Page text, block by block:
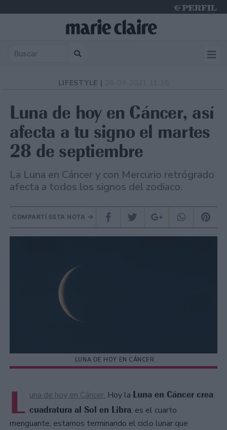
LIFESTYLE |
Luna de hoy en Cáncer, así
afecta a tu signo el martes
28 de septiembre
La Luna en Cáncer y con Mercurio retrógrado
afecta a todos los signos del zodiaco.
COMPARTÍ ESTA NOTA
LUNA DE HOY EN CÁNCER.
L una de hoy en Cáncer. Hoy la Luna en Cáncer crea
cuadratura al Sol en Libra, es el cuarto
menguante, estamos terminando el ciclo lunar que